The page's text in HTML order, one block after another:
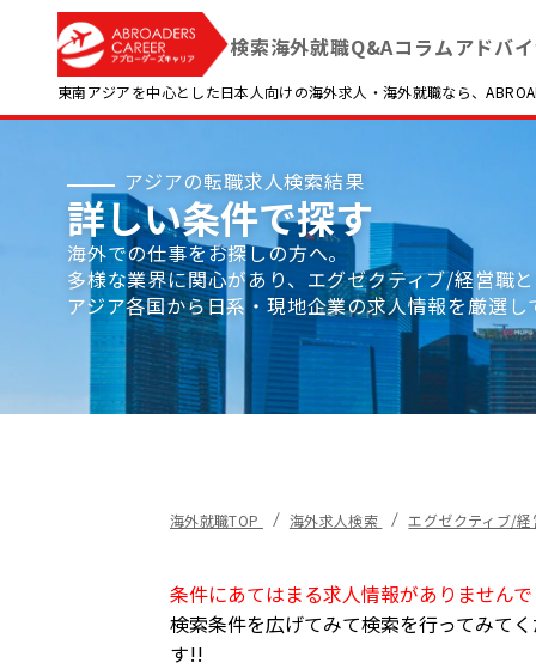
検索海外就職Q&Aコラムアドバ
東南アジアを中心とした日本人向けの海外求人・海外就職なら、
アジアの転職求人検索結果
詳しい条件で探す
海外での仕事をお探しの方へ。
多様な業界に関心があり、エグゼクティブ/経営職
アジア各国から日系・現地企業の求人情報を厳選し
海外就職TOP 海外求人検索 エグゼクティブ/
条件にあてはまる求人情報がありません
検索条件を広げてみて検索を行ってみて
す!!